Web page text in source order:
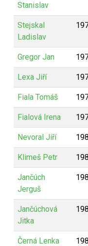
Stanislav
Stejskal
Ladislav
Gregor Jan
Lexa Jiří
Fiala Tomáš
Fialová Irena
Nevoral Jiří
Klimeš Petr
Jančúch
Jerguš
Jančúchová
Jitka
Černá Lenka